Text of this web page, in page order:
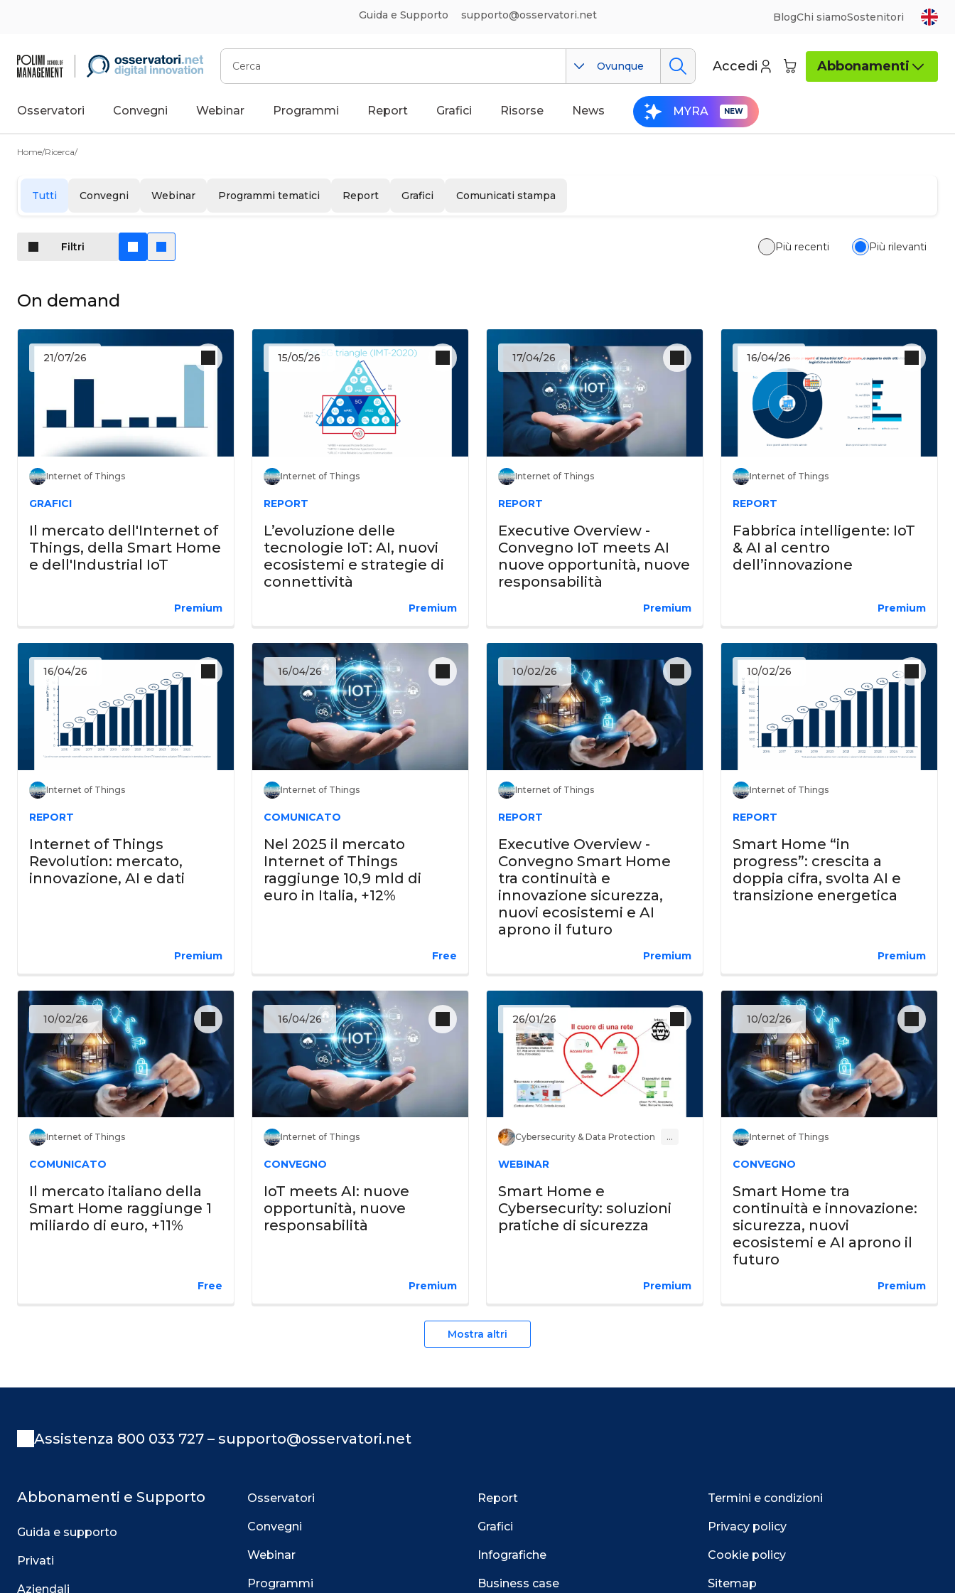
Guida e Supporto supporto@osservatori.net BlogChi siamoSostenitori
Cerca
Ovunque Accedi Abbonamenti
Osservatori Convegni Webinar Programmi Report Grafici Risorse News MYRA
Home/Ricerca/
Tutti Convegni Webinar Programmi tematici Report Grafici Comunicati stampa
Filtri Più recenti Più rilevanti
On demand
21/07/26
Internet of Things
GRAFICI
Il mercato dell'Internet of
Things, della Smart Home
e dell'Industrial IoT
Premium
15/05/26
Internet of Things
REPORT
L’evoluzione delle
tecnologie IoT: AI, nuovi
ecosistemi e strategie di
connettività
Premium
17/04/26
Internet of Things
REPORT
Executive Overview -
Convegno IoT meets AI
nuove opportunità, nuove
responsabilità
Premium
16/04/26
Internet of Things
REPORT
Fabbrica intelligente: IoT
& AI al centro
dell’innovazione
Premium
16/04/26
Internet of Things
REPORT
Internet of Things
Revolution: mercato,
innovazione, AI e dati
Premium
16/04/26
Internet of Things
COMUNICATO
Nel 2025 il mercato
Internet of Things
raggiunge 10,9 mld di
euro in Italia, +12%
Free
10/02/26
Internet of Things
REPORT
Executive Overview -
Convegno Smart Home
tra continuità e
innovazione sicurezza,
nuovi ecosistemi e AI
aprono il futuro
Premium
10/02/26
Internet of Things
REPORT
Smart Home “in
progress”: crescita a
doppia cifra, svolta AI e
transizione energetica
Premium
10/02/26
Internet of Things
COMUNICATO
Il mercato italiano della
Smart Home raggiunge 1
miliardo di euro, +11%
Free
16/04/26
Internet of Things
CONVEGNO
IoT meets AI: nuove
opportunità, nuove
responsabilità
Premium
26/01/26
Cybersecurity & Data Protection …
WEBINAR
Smart Home e
Cybersecurity: soluzioni
pratiche di sicurezza
Premium
10/02/26
Internet of Things
CONVEGNO
Smart Home tra
continuità e innovazione:
sicurezza, nuovi
ecosistemi e AI aprono il
futuro
Premium
Mostra altri
Assistenza 800 033 727 – supporto@osservatori.net
Abbonamenti e Supporto
Guida e supporto
Privati
Aziendali
Osservatori
Convegni
Webinar
Programmi
Report
Grafici
Infografiche
Business case
Termini e condizioni
Privacy policy
Cookie policy
Sitemap